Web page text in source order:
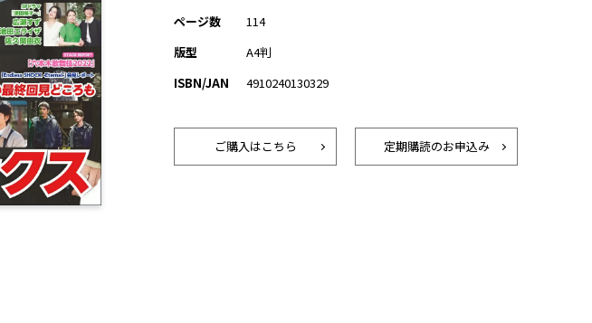
ページ数
114
版型
A4判
ISBN/JAN
4910240130329
ご購入はこちら 定期購読のお申込み